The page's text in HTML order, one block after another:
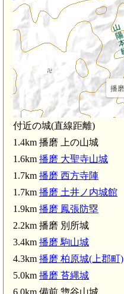
播
付近の城(直線距離)
1.4km 播磨 上の山城
1.6km 播磨 大聖寺山城
1.7km 播磨 西方寺陣
1.7km 播磨 土井ノ内城館
1.9km 播磨 鳳張防塁
2.2km 播磨 別所城
3.4km 播磨 駒山城
4.3km 播磨 柏原城(上郡町)
5.0km 播磨 苔縄城
6.0km 備前 惣谷山城